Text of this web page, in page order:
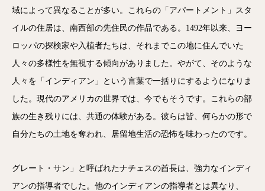
域によって異なることが多い。これらの「アパートメント」スタ
イルの住居は、南西部の先住民の作品である。1492年以来、ヨー
ロッパの探検家や入植者たちは、それまでこの地に住んでいた
人々の多様性を無視する傾向がありました。やがて、そのような
人々を「インディアン」という言葉で一括りにするようになりま
した。現代のアメリカの世界では、今でもそうです。これらの部
族の生き残りには、共通の体験がある。彼らは皆、何らかの形で
自分たちの土地を奪われ、居留地生活の恐怖を味わったのです。
グレート・サン」と呼ばれたナチェスの酋長は、強力なインディ
アンの指導者でした。他のインディアンの指導者とは異なり、